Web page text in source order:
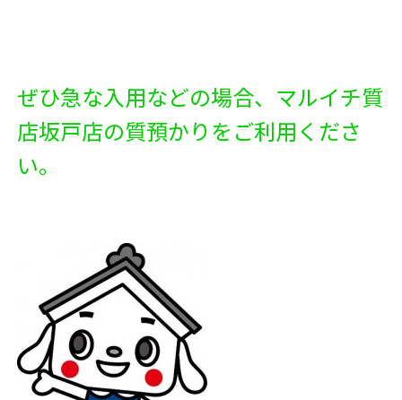
ぜひ急な入用などの場合、マルイチ質
店坂戸店の質預かりをご利用くださ
い。